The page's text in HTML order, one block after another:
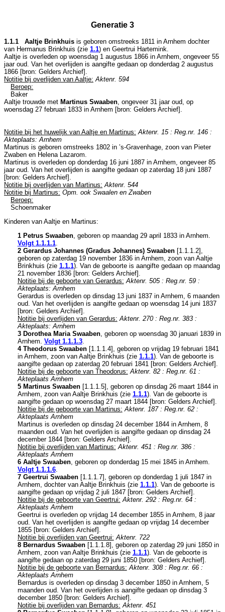
Generatie 3
1.1.1 Aaltje Brinkhuis is geboren omstreeks 1811 in Arnhem dochter
van Hermanus Brinkhuis (zie 1.1) en Geertrui Hartemink.
Aaltje is overleden op woensdag 1 augustus 1866 in Arnhem , ongeveer 55
jaar oud. Van het overlijden is aangifte gedaan op donderdag 2 augustus
1866 [bron: Gelders Archief].
Notitie bij overlijden van Aaltje: Aktenr. 594
Beroep:
Baker
Aaltje trouwde met Martinus Swaaben , ongeveer 31 jaar oud, op
woensdag 27 februari 1833 in Arnhem [bron: Gelders Archief].
Notitie bij het huwelijk van Aaltje en Martinus: Aktenr. 15 : Reg.nr. 146 :
Akteplaats: Arnhem
Martinus is geboren omstreeks 1802 in ’s-Gravenhage , zoon van Pieter
Zwaben en Helena Lazarom.
Martinus is overleden op donderdag 16 juni 1887 in Arnhem , ongeveer 85
jaar oud. Van het overlijden is aangifte gedaan op zaterdag 18 juni 1887
[bron: Gelders Archief].
Notitie bij overlijden van Martinus: Aktenr. 544
Notitie bij Martinus: Opm. ook Swaalen en Zwaben
Beroep:
Schoenmaker
Kinderen van Aaltje en Martinus:
1 Petrus Swaaben, geboren op maandag 29 april 1833 in Arnhem.
Volgt 1.1.1.1.
2 Gerardus Johannes (Gradus Johannes) Swaaben[1.1.1.2],
geboren op zaterdag 19 november 1836 in Arnhem, zoon van Aaltje
Brinkhuis (zie 1.1.1). Van de geboorte is aangifte gedaan op maandag
21 november 1836 [bron: Gelders Archief].
Notitie bij de geboorte van Gerardus: Aktenr. 505 : Reg.nr. 59 :
Akteplaats: Arnhem
Gerardus is overleden op dinsdag 13 juni 1837 in Arnhem, 6 maanden
oud. Van het overlijden is aangifte gedaan op woensdag 14 juni 1837
[bron: Gelders Archief].
Notitie bij overlijden van Gerardus: Aktenr. 270 : Reg.nr. 383 :
Akteplaats: Arnhem
3 Dorothea Maria Swaaben, geboren op woensdag 30 januari 1839 in
Arnhem. Volgt 1.1.1.3.
4 Theodorus Swaaben[1.1.1.4], geboren op vrijdag 19 februari 1841
in Arnhem, zoon van Aaltje Brinkhuis (zie 1.1.1). Van de geboorte is
aangifte gedaan op zaterdag 20 februari 1841 [bron: Gelders Archief].
Notitie bij de geboorte van Theodorus: Aktenr. 82 : Reg.nr. 61 :
Akteplaats Arnhem
5 Martinus Swaaben[1.1.1.5], geboren op dinsdag 26 maart 1844 in
Arnhem, zoon van Aaltje Brinkhuis (zie 1.1.1). Van de geboorte is
aangifte gedaan op woensdag 27 maart 1844 [bron: Gelders Archief].
Notitie bij de geboorte van Martinus: Aktenr. 187 : Reg.nr. 62 :
Akteplaats Arnhem
Martinus is overleden op dinsdag 24 december 1844 in Arnhem, 8
maanden oud. Van het overlijden is aangifte gedaan op dinsdag 24
december 1844 [bron: Gelders Archief].
Notitie bij overlijden van Martinus: Aktenr. 451 : Reg.nr. 386 :
Akteplaats Arnhem
6 Aaltje Swaaben, geboren op donderdag 15 mei 1845 in Arnhem.
Volgt 1.1.1.6.
7 Geertrui Swaaben[1.1.1.7], geboren op donderdag 1 juli 1847 in
Arnhem, dochter van Aaltje Brinkhuis (zie 1.1.1). Van de geboorte is
aangifte gedaan op vrijdag 2 juli 1847 [bron: Gelders Archief].
Notitie bij de geboorte van Geertrui: Aktenr. 292 : Reg.nr. 64 :
Akteplaats Arnhem
Geertrui is overleden op vrijdag 14 december 1855 in Arnhem, 8 jaar
oud. Van het overlijden is aangifte gedaan op vrijdag 14 december
1855 [bron: Gelders Archief].
Notitie bij overlijden van Geertrui: Aktenr. 722
8 Bernardus Swaaben[1.1.1.8], geboren op zaterdag 29 juni 1850 in
Arnhem, zoon van Aaltje Brinkhuis (zie 1.1.1). Van de geboorte is
aangifte gedaan op zaterdag 29 juni 1850 [bron: Gelders Archief].
Notitie bij de geboorte van Bernardus: Aktenr. 308 : Reg.nr. 66 :
Akteplaats Arnhem
Bernardus is overleden op dinsdag 3 december 1850 in Arnhem, 5
maanden oud. Van het overlijden is aangifte gedaan op dinsdag 3
december 1850 [bron: Gelders Archief].
Notitie bij overlijden van Bernardus: Aktenr. 451